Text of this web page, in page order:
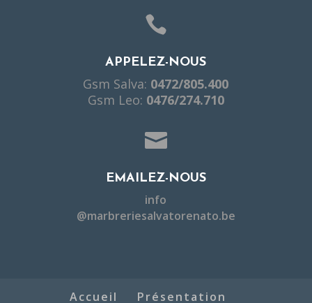

APPELEZ-NOUS
Gsm Salva: 0472/805.400
Gsm Leo: 0476/274.710

EMAILEZ-NOUS
info
@marbreriesalvatorenato.be
Accueil Présentation